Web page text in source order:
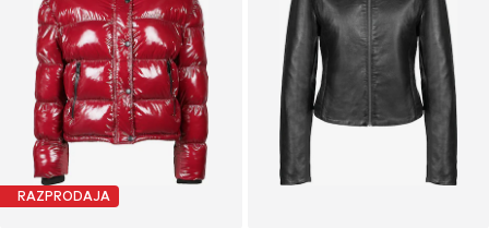
RAZPRODAJA